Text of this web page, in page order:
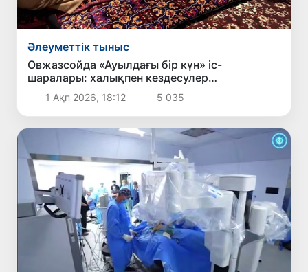
Әлеуметтік тыныс
Овжазсойда «Ауылдағы бір күн» іс-
шаралары: халықпен кездесулер
ұйымдастырылып, оларға әлеуметтік көмек
көрсетілді
1 Ақп 2026, 18:12 5 035